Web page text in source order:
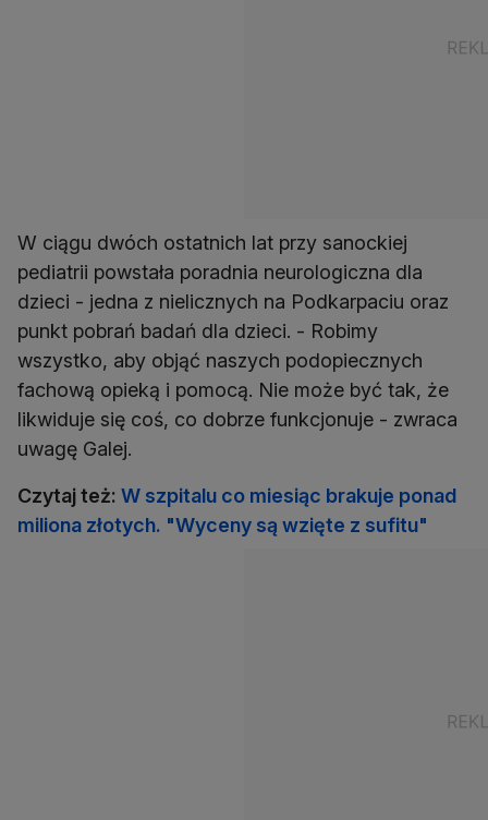
W ciągu dwóch ostatnich lat przy sanockiej
pediatrii powstała poradnia neurologiczna dla
dzieci - jedna z nielicznych na Podkarpaciu oraz
punkt pobrań badań dla dzieci. - Robimy
wszystko, aby objąć naszych podopiecznych
fachową opieką i pomocą. Nie może być tak, że
likwiduje się coś, co dobrze funkcjonuje - zwraca
uwagę Galej.
Czytaj też: W szpitalu co miesiąc brakuje ponad
miliona złotych. "Wyceny są wzięte z sufitu"